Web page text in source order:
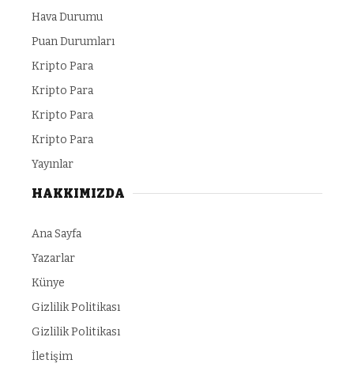
Hava Durumu
Puan Durumları
Kripto Para
Kripto Para
Kripto Para
Kripto Para
Yayınlar
HAKKIMIZDA
Ana Sayfa
Yazarlar
Künye
Gizlilik Politikası
Gizlilik Politikası
İletişim